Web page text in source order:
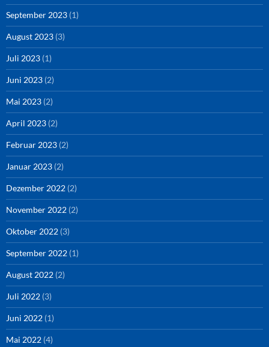
September 2023 (1)
August 2023 (3)
Juli 2023 (1)
Juni 2023 (2)
Mai 2023 (2)
April 2023 (2)
Februar 2023 (2)
Januar 2023 (2)
Dezember 2022 (2)
November 2022 (2)
Oktober 2022 (3)
September 2022 (1)
August 2022 (2)
Juli 2022 (3)
Juni 2022 (1)
Mai 2022 (4)